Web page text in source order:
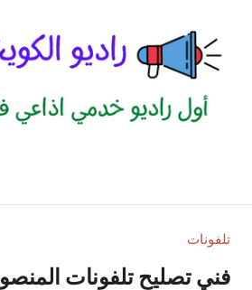
المحتوى
الكويت
للاعلانات
بالكويت
تلفونات